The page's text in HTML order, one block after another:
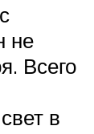
не
Всего
в